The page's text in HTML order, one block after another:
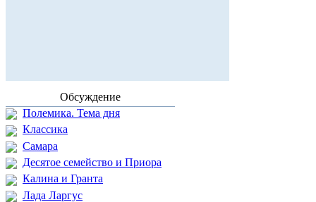
Обсуждение
Полемика. Тема дня
Классика
Самара
Десятое семейство и Приора
Калина и Гранта
Лада Ларгус